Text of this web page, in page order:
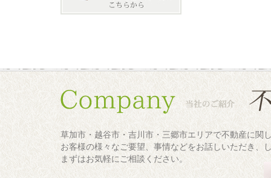
草加市・越谷市・吉川市・三郷市エリアで不動産に関
お客様の様々なご要望、事情などをお話しいただき、
まずはお気軽にご相談ください。